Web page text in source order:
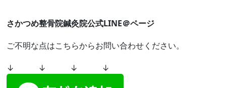
さかつめ整骨院鍼灸院公式LINE＠ページ
ご不明な点はこちらからお問い合わせください。
↓ ↓ ↓ ↓